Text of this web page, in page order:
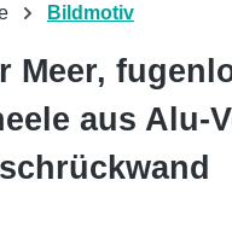
Bildmotiv
Meer,
aus Alu-